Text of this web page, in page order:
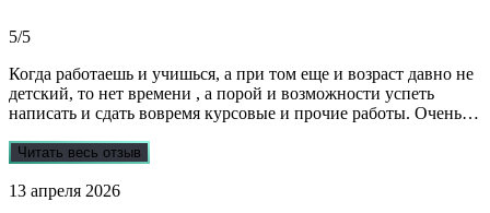
5/5
Когда работаешь и учишься, а при том еще и возраст давно не
детский, то нет времени , а порой и возможности успеть
написать и сдать вовремя курсовые и прочие работы. Очень
Dist-help. Все мои проблемы в полном смысле слова взяли на
выполнили очень качественно, вовремя и по очень даже
Читать весь отзыв
13 апреля 2026